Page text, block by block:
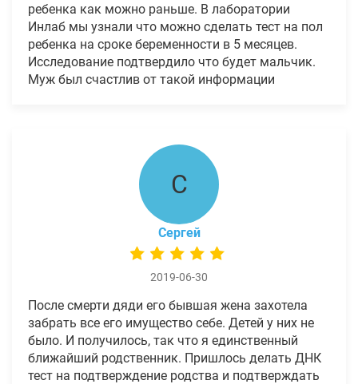
ребенка как можно раньше. В лаборатории
Инлаб мы узнали что можно сделать тест на пол
ребенка на сроке беременности в 5 месяцев.
Исследование подтвердило что будет мальчик.
Муж был счастлив от такой информации
С
Сергей
2019-06-30
После смерти дяди его бывшая жена захотела
забрать все его имущество себе. Детей у них не
было. И получилось, так что я единственный
ближайший родственник. Пришлось делать ДНК
тест на подтверждение родства и подтверждать